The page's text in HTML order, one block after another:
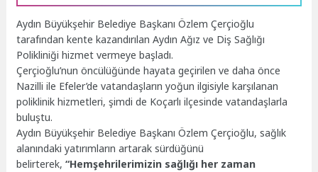
Aydın Büyükşehir Belediye Başkanı Özlem Çerçioğlu
tarafından kente kazandırılan Aydın Ağız ve Diş Sağlığı
Polikliniği hizmet vermeye başladı.
Çerçioğlu’nun öncülüğünde hayata geçirilen ve daha önce
Nazilli ile Efeler’de vatandaşların yoğun ilgisiyle karşılanan
poliklinik hizmetleri, şimdi de Koçarlı ilçesinde vatandaşlarla
buluştu.
Aydın Büyükşehir Belediye Başkanı Özlem Çerçioğlu, sağlık
alanındaki yatırımların artarak sürdüğünü
belirterek,“Hemşehrilerimizin sağlığı her zaman